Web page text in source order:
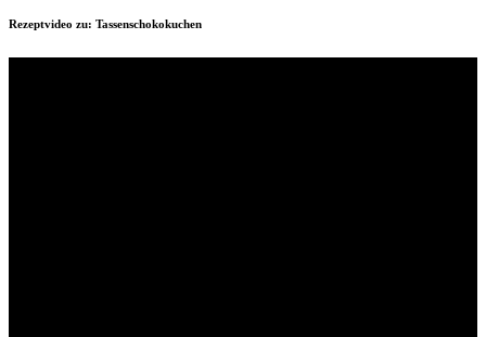
Rezeptvideo zu: Tassenschokokuchen